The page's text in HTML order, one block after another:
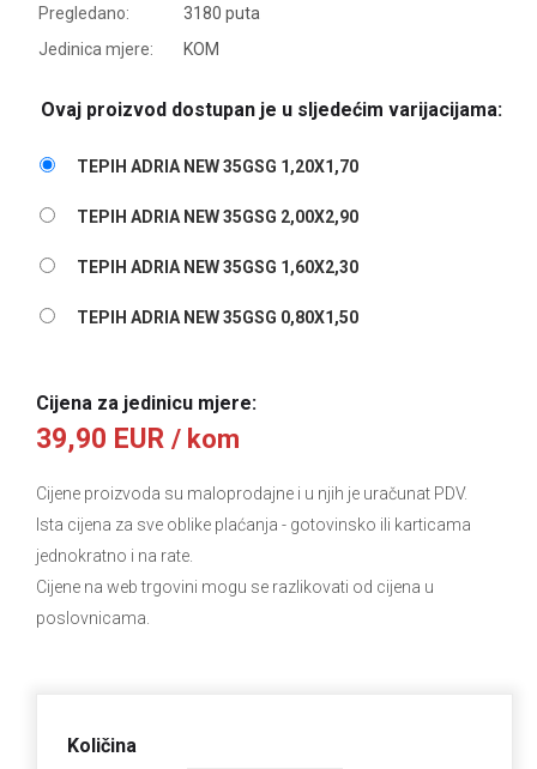
Pregledano:
3180 puta
Jedinica mjere:
KOM
Ovaj proizvod dostupan je u sljedećim varijacijama:
TEPIH ADRIA NEW 35GSG 1,20X1,70
TEPIH ADRIA NEW 35GSG 2,00X2,90
TEPIH ADRIA NEW 35GSG 1,60X2,30
TEPIH ADRIA NEW 35GSG 0,80X1,50
Cijena za jedinicu mjere:
39,90 EUR / kom
Cijene proizvoda su maloprodajne i u njih je uračunat PDV.
Ista cijena za sve oblike plaćanja - gotovinsko ili karticama
jednokratno i na rate.
Cijene na web trgovini mogu se razlikovati od cijena u
poslovnicama.
Količina